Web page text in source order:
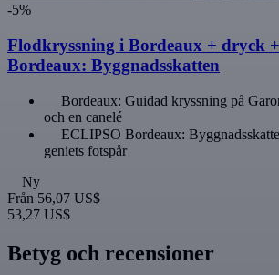
-5%
Flodkryssning i Bordeaux + dryck
Bordeaux: Byggnadsskatten
Bordeaux: Guidad kryssning på
och en canelé
ECLIPSO Bordeaux:
geniets fotspår
Ny
Från 56,07 US$
53,27 US$
Betyg och recensioner